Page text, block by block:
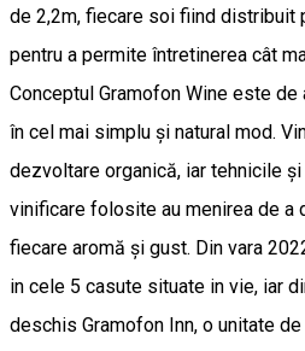
de 2,2m, fiecare soi fiind distribuit
pentru a permite întretinerea cât
Conceptul Gramofon Wine este
în cel mai simplu și natural mod.
dezvoltare organică, iar tehnicile
vinificare folosite au menirea de a
fiecare aromă și gust. Din vara
in cele 5 casute situate in vie, iar
deschis Gramofon Inn, o unitate